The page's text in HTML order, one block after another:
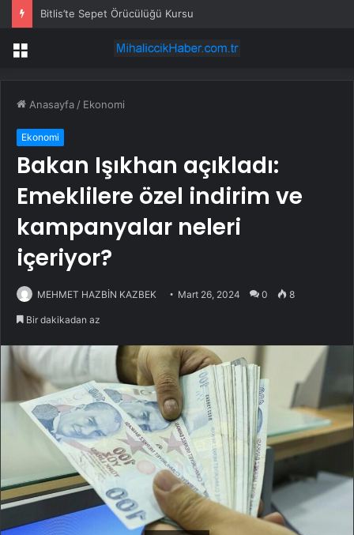
Bitlis’te Sepet Örücülüğü Kursu
Menü
Anasayfa / Ekonomi
Ekonomi
Bakan Işıkhan açıkladı:
Emeklilere özel indirim ve
kampanyalar neleri
içeriyor?
MEHMET HAZBİN KAZBEK Mart 26, 2024 0 8
Bir dakikadan az